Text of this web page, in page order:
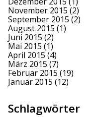
November 2015 (2)
September 2015 (2)
August 2015 (1)
Juni 2015 (2)
Mai 2015 (1)
April 2015 (4)
März 2015 (7)
Februar 2015 (19)
Januar 2015 (12)
Schlagwörter